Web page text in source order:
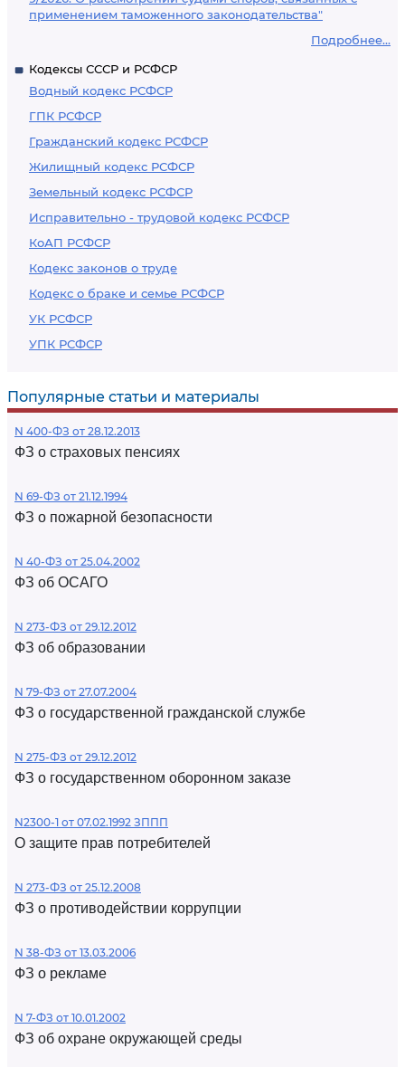
применением таможенного законодательства"
Подробнее...
Кодексы СССР и РСФСР
Водный кодекс РСФСР
ГПК РСФСР
Гражданский кодекс РСФСР
Жилищный кодекс РСФСР
Земельный кодекс РСФСР
Исправительно - трудовой кодекс РСФСР
КоАП РСФСР
Кодекс законов о труде
Кодекс о браке и семье РСФСР
УК РСФСР
УПК РСФСР
Популярные статьи и материалы
N 400-ФЗ от 28.12.2013
ФЗ о страховых пенсиях
N 69-ФЗ от 21.12.1994
ФЗ о пожарной безопасности
N 40-ФЗ от 25.04.2002
ФЗ об ОСАГО
N 273-ФЗ от 29.12.2012
ФЗ об образовании
N 79-ФЗ от 27.07.2004
ФЗ о государственной гражданской службе
N 275-ФЗ от 29.12.2012
ФЗ о государственном оборонном заказе
N2300-1 от 07.02.1992 ЗППП
О защите прав потребителей
N 273-ФЗ от 25.12.2008
ФЗ о противодействии коррупции
N 38-ФЗ от 13.03.2006
ФЗ о рекламе
N 7-ФЗ от 10.01.2002
ФЗ об охране окружающей среды